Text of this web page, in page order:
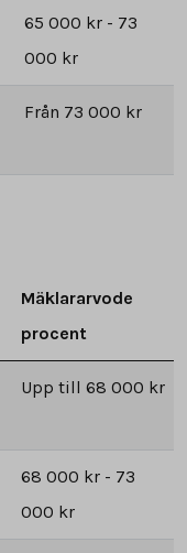
65 000 kr - 73
000 kr
Från 73 000 kr
Mäklararvode
procent
Upp till 68 000 kr
68 000 kr - 73
000 kr